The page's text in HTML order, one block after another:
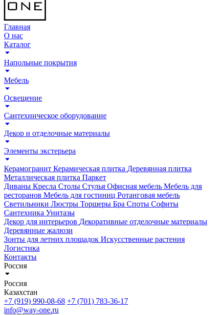
Главная
О нас
Каталог
Напольные покрытия
Мебель
Освещение
Сантехническое оборудование
Декор и отделочные материалы
Элементы экстерьера
Керамогранит Керамическая плитка Деревянная плитка
Металлическая плитка Паркет
Диваны Кресла Столы Стулья Офисная мебель Мебель для
ресторанов Мебель для гостиниц Ротанговая мебель
Светильники Люстры Торшеры Бра Споты Софиты
Сантехника Унитазы
Декор для интерьеров Декоративные отделочные материалы
Деревянные жалюзи
Зонты для летних площадок Искусственные растения
Логистика
Контакты
Россия
Россия
Казахстан
+7 (919) 990-08-68 +7 (701) 783-36-17
info@way-one.ru